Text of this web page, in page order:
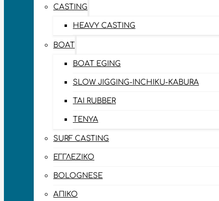
CASTING
HEAVY CASTING
BOAT
BOAT EGING
SLOW JIGGING-INCHIKU-KABURA
TAI RUBBER
TENYA
SURF CASTING
ΕΓΓΛΈΖΙΚΟ
BOLOGNESE
ΑΠΊΚΟ